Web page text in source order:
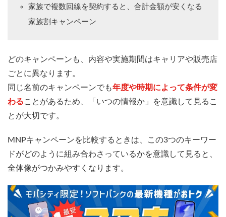
家族で複数回線を契約すると、合計金額が安くなる
家族割キャンペーン
どのキャンペーンも、内容や実施期間はキャリアや販売店
ごとに異なります。
同じ名前のキャンペーンでも年度や時期によって条件が変
わることがあるため、「いつの情報か」を意識して見るこ
とが大切です。
MNPキャンペーンを比較するときは、この3つのキーワー
ドがどのように組み合わさっているかを意識して見ると、
全体像がつかみやすくなります。